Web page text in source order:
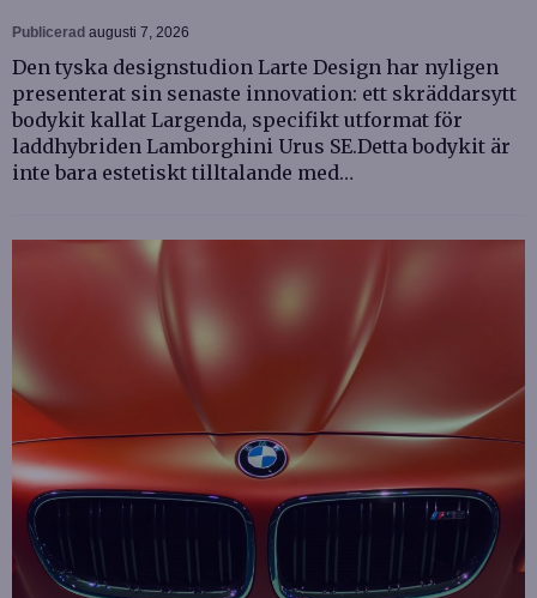
Publicerad augusti 7, 2026
Den tyska designstudion Larte Design har nyligen
presenterat sin senaste innovation: ett skräddarsytt
bodykit kallat Largenda, specifikt utformat för
laddhybriden Lamborghini Urus SE.Detta bodykit är
inte bara estetiskt tilltalande med…